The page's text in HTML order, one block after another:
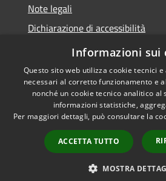
Note legali
Dichiarazione di accessibilità
Meccanismo di Feedback
Accessibilità
Informazioni sui
Questo sito web utilizza cookie tecnici
necessari al corretto funzionamento e
nonché un cookie tecnico analitico al
informazioni statistiche,
Per maggiori dettagli, può consultare la
ACCETTA TUTTO
MOSTRA